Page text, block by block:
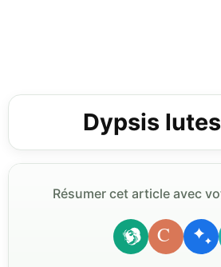
Dypsis
Résumer cet article avec
C